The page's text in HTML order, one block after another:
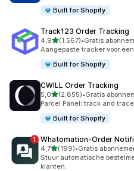
Built for Shopify
Track123 Order Tracking
4,9van 5 sterren
(1.567)
1567 recensies in totaal
•Gratis
Aangepaste tracker voor
Built for Shopify
CWILL Order Tracking
5,0van 5 sterren
(2.855)
2855 recensies in totaal
•Gratis
Parcel Panel: track and
Built for Shopify
Whatomation‑Order
4,7van 5 sterren
(199)
199 recensies in totaal
•Gratis
Stuur automatische
klanten.